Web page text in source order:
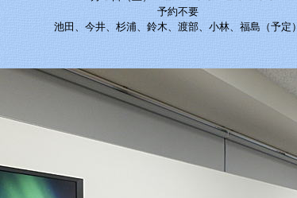
予約不要
池田、今井、杉浦、鈴木、渡部、小林、福島（予定）